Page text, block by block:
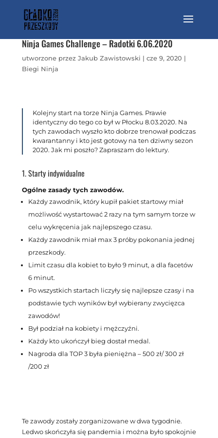
Ninja Games Challenge – Radotki 6.06.2020
utworzone przez Jakub Zawistowski | cze 9, 2020 |
Biegi Ninja
Kolejny start na torze Ninja Games. Prawie
identyczny do tego co był w Płocku 8.03.2020. Na
tych zawodach wyszło kto dobrze trenował podczas
kwarantanny i kto jest gotowy na ten dziwny sezon
2020. Jak mi poszło? Zapraszam do lektury.
1. Starty indywidualne
Ogólne zasady tych zawodów.
Każdy zawodnik, który kupił pakiet startowy miał
możliwość wystartować 2 razy na tym samym torze w
celu wykręcenia jak najlepszego czasu.
Każdy zawodnik miał max 3 próby pokonania jednej
przeszkody.
Limit czasu dla kobiet to było 9 minut, a dla facetów
6 minut.
Po wszystkich startach liczyły się najlepsze czasy i na
podstawie tych wyników był wybierany zwycięzca
zawodów!
Był podział na kobiety i mężczyźni.
Każdy kto ukończył bieg dostał medal.
Nagroda dla TOP 3 była pieniężna – 500 zł/ 300 zł
/200 zł
Te zawody zostały zorganizowane w dwa tygodnie.
Ledwo skończyła się pandemia i można było spokojnie